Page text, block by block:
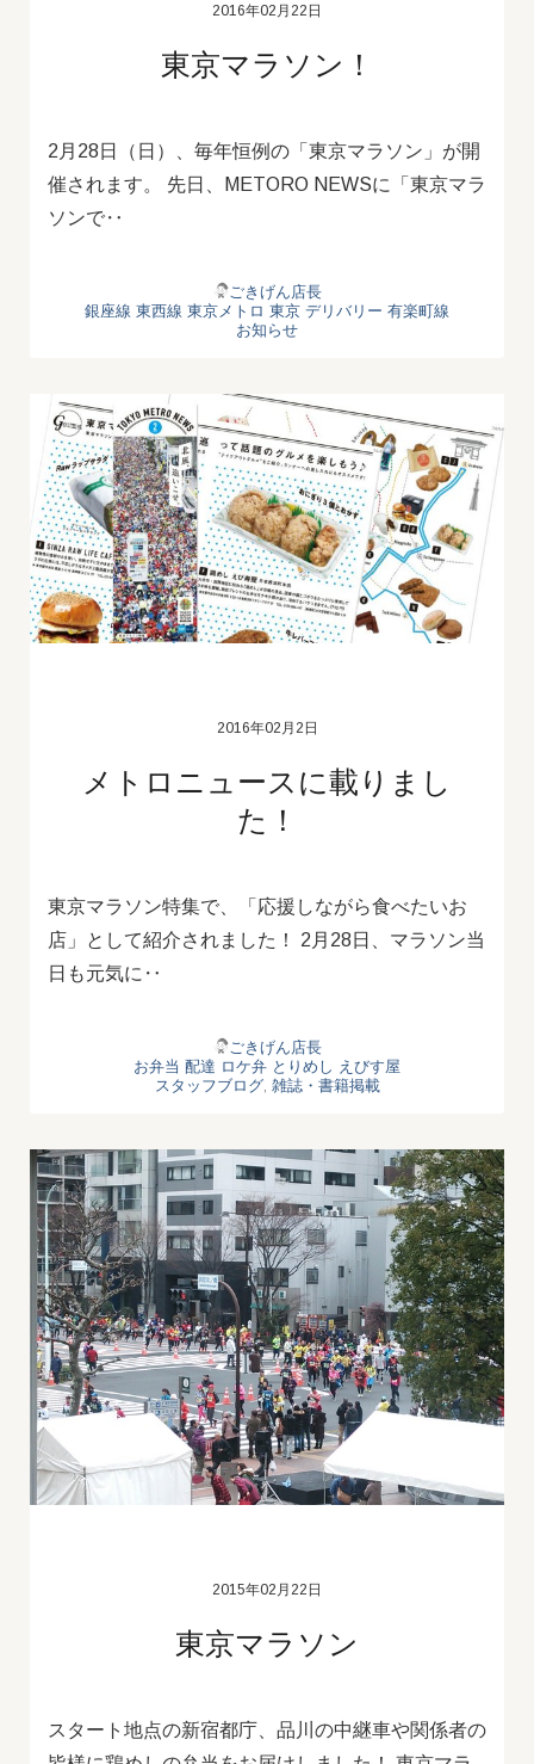
2016年02月22日
東京マラソン！
2月28日（日）、毎年恒例の「東京マラソン」が開
催されます。 先日、METORO NEWSに「東京マラ
ソンで‥
ごきげん店長
銀座線 東西線 東京メトロ 東京 デリバリー 有楽町線
お知らせ
2016年02月2日
メトロニュースに載りまし
た！
東京マラソン特集で、「応援しながら食べたいお
店」として紹介されました！ 2月28日、マラソン当
日も元気に‥
ごきげん店長
お弁当 配達 ロケ弁 とりめし えびす屋
スタッフブログ, 雑誌・書籍掲載
2015年02月22日
東京マラソン
スタート地点の新宿都庁、品川の中継車や関係者の